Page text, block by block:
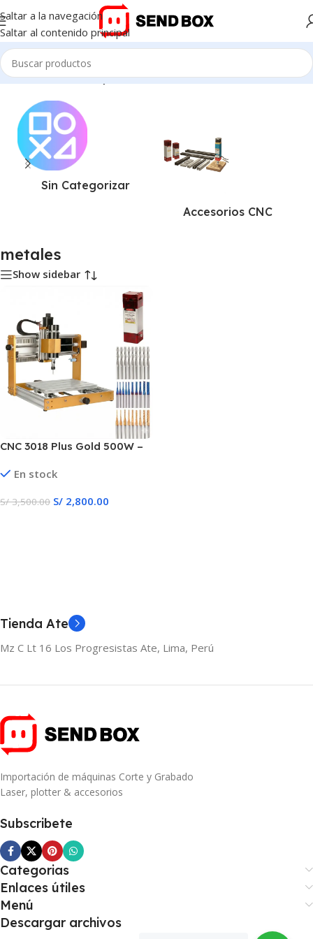
Saltar a la navegación
Saltar al contenido principal
Inicio/Productos etiquetados “metales”
Sin Categorizar
Accesorios CNC
metales
Show sidebar
CNC 3018 Plus Gold 500W –
En stock
S/3,500.00 S/ 2,800.00
Tienda Ate
Mz C Lt 16 Los Progresistas Ate, Lima, Perú
Importación de máquinas Corte y Grabado
Laser, plotter & accesorios
Subscribete
Categorias
Enlaces útiles
Menú
Descargar archivos